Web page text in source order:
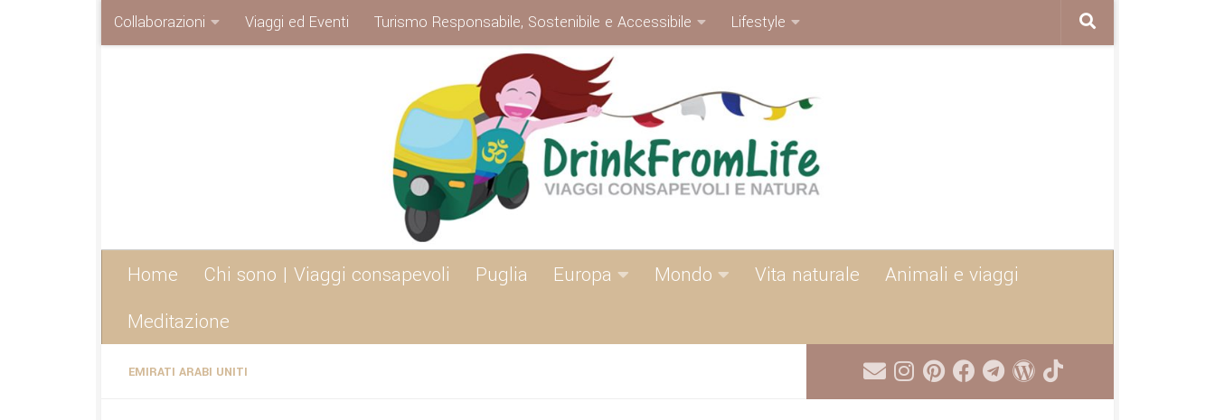
Sotto il contenuto
Collaborazioni Viaggi ed Eventi Turismo Responsabile, Sostenibile e Accessibile Lifestyle
Home Chi sono | Viaggi consapevoli Puglia Europa Mondo Vita naturale
Animali e viaggi
Meditazione
EMIRATI ARABI UNITI